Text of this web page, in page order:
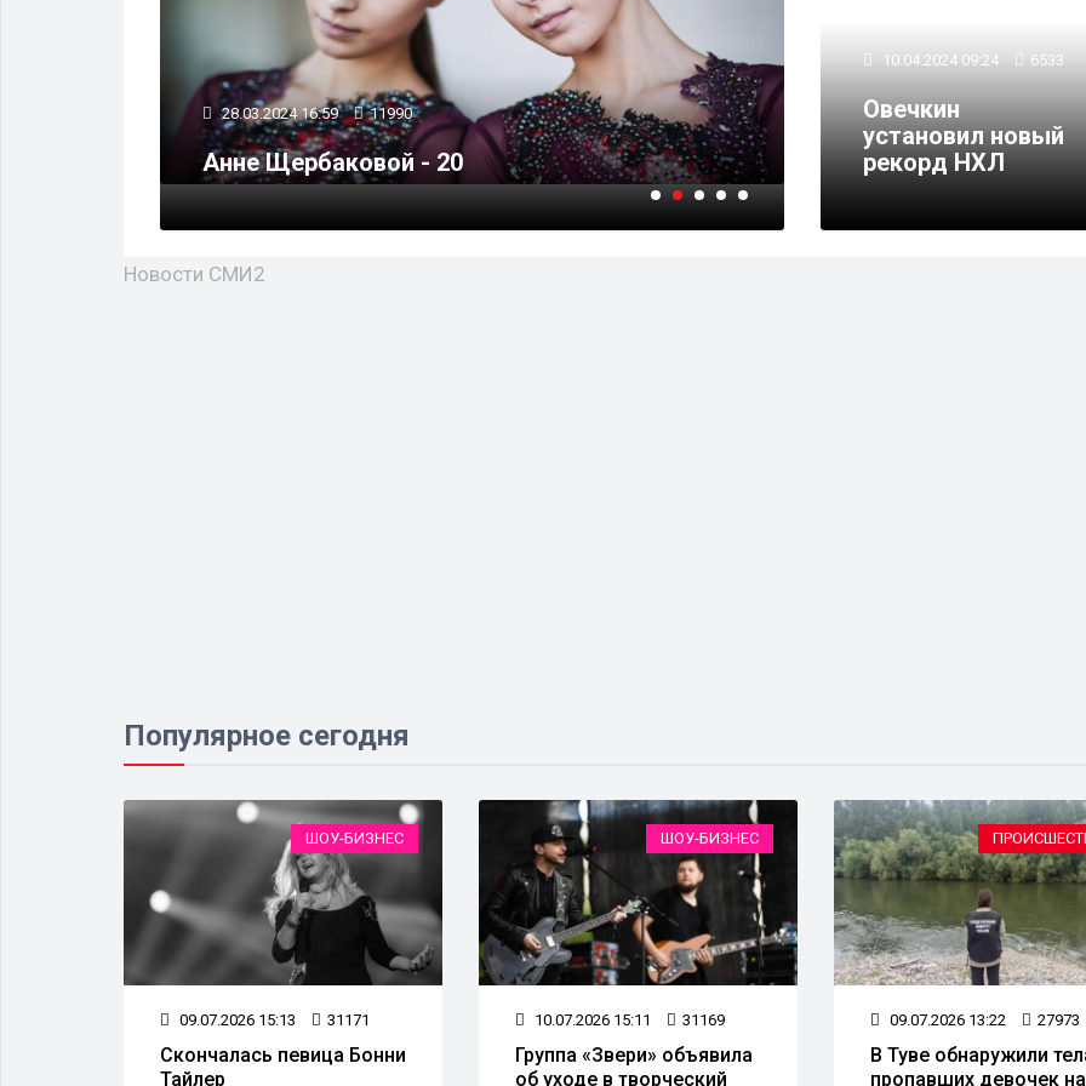
28.03.2024 16:59 11990
Анне Щербаковой - 20
Группа Плющенко
самых талантливых
10.04.2024 09:24 6533
Овечкин
установил новый
рекорд НХЛ
Новости СМИ2
Популярное сегодня
ШОУ-БИЗНЕС
09.07.2026 15:13 31171
Скончалась певица Бонни
Тайлер
ШОУ-БИЗНЕС
10.07.2026 15:11 31169
Группа «Звери» объявила
об уходе в творческий
09.07.2026 13:22 27973
В Туве обнаружили
пропавших девочек на